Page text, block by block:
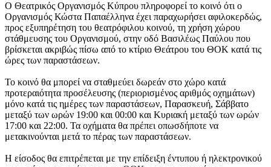
Ο Θεατρικός Οργανισμός Κύπρου πληροφορεί το κοινό ότι ο
Οργανισμός Κώστα Παπαέλληνα έχει παραχωρήσει αφιλοκερδώς,
προς εξυπηρέτηση του θεατρόφιλου κοινού, τη χρήση χώρου
στάθμευσης του Οργανισμού, στην οδό Βασιλέως Παύλου που
βρίσκεται ακριβώς πίσω από το κτίριο Θεάτρου του ΘΟΚ κατά τις
ώρες των παραστάσεων.
Το κοινό θα μπορεί να σταθμεύει δωρεάν στο χώρο κατά
προτεραιότητα προσέλευσης (περιορισμένος αριθμός οχημάτων)
μόνο κατά τις ημέρες των παραστάσεων, Παρασκευή, Σάββατο
μεταξύ των ωρών 19:00 και 00:00 και Κυριακή μεταξύ των ωρών
17:00 και 22:00. Τα οχήματα θα πρέπει οπωσδήποτε να
μετακινούνται μετά το πέρας των παραστάσεων.
Η είσοδος θα επιτρέπεται με την επίδειξη έντυπου ή ηλεκτρονικού